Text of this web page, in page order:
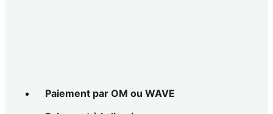
Paiement par OM ou WAVE